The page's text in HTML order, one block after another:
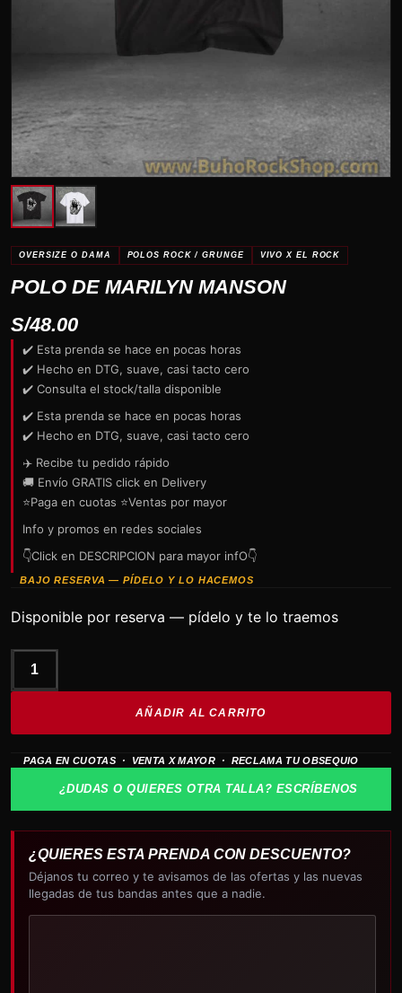
OVERSIZE O DAMA POLOS ROCK / GRUNGE VIVO X EL ROCK
POLO DE MARILYN MANSON
S/48.00
✔️ Esta prenda se hace en pocas horas
✔️ Hecho en DTG, suave, casi tacto cero
✔️ Consulta el stock/talla disponible
✔️ Esta prenda se hace en pocas horas
✔️ Hecho en DTG, suave, casi tacto cero
✈️ Recibe tu pedido rápido
🚚 Envío GRATIS click en Delivery
⭐Paga en cuotas ⭐Ventas por mayor
Info y promos en redes sociales
👇Click en DESCRIPCION para mayor infO👇
BAJO RESERVA — PÍDELO Y LO HACEMOS
Disponible por reserva — pídelo y te lo traemos
polo
cantidad
AÑADIR AL CARRITO
PAGA EN CUOTAS · VENTA X MAYOR · RECLAMA TU OBSEQUIO
¿DUDAS O QUIERES OTRA TALLA? ESCRÍBENOS
¿QUIERES ESTA PRENDA CON DESCUENTO?
Déjanos tu correo y te avisamos de las ofertas y las nuevas
llegadas de tus bandas antes que a nadie.